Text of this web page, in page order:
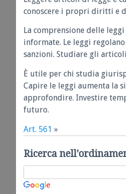
conoscere i propri diritti e
La comprensione delle
informate. Le leggi
sanzioni. Studiare gli
È utile per chi studia
Capire le leggi aumenta la
approfondire. Investire
futuro.
Art. 561 »
Ricerca